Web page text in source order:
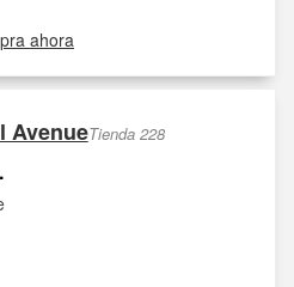
ahora
AvenueTienda 228